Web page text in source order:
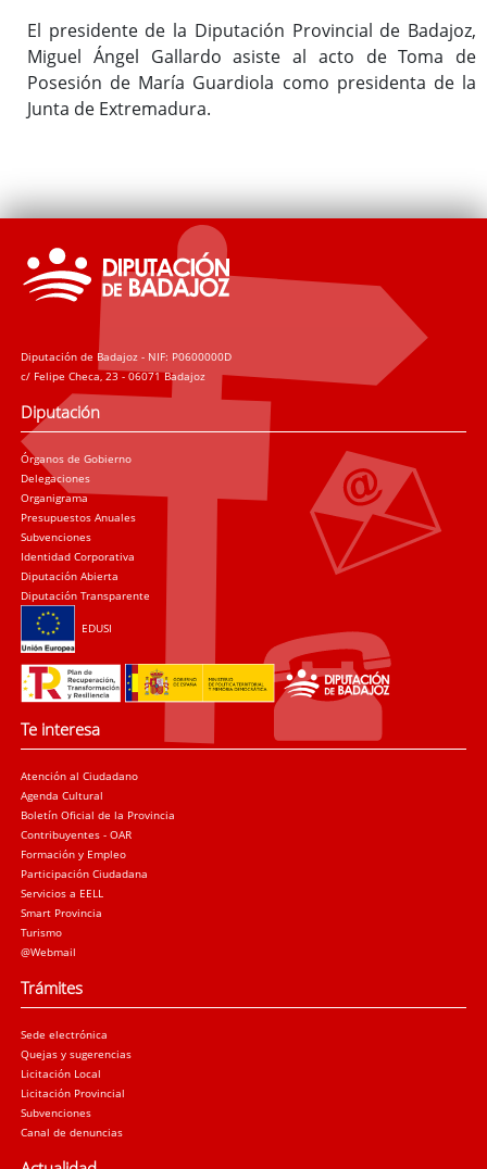
El presidente de la Diputación Provincial de Badajoz,
Miguel Ángel Gallardo asiste al acto de Toma de
Posesión de María Guardiola como presidenta de la
Junta de Extremadura.
Diputación de Badajoz - NIF: P0600000D
c/ Felipe Checa, 23 - 06071 Badajoz
Diputación
Órganos de Gobierno
Delegaciones
Organigrama
Presupuestos Anuales
Subvenciones
Identidad Corporativa
Diputación Abierta
Diputación Transparente
EDUSI
Te interesa
Atención al Ciudadano
Agenda Cultural
Boletín Oficial de la Provincia
Contribuyentes - OAR
Formación y Empleo
Participación Ciudadana
Servicios a EELL
Smart Provincia
Turismo
@Webmail
Trámites
Sede electrónica
Quejas y sugerencias
Licitación Local
Licitación Provincial
Subvenciones
Canal de denuncias